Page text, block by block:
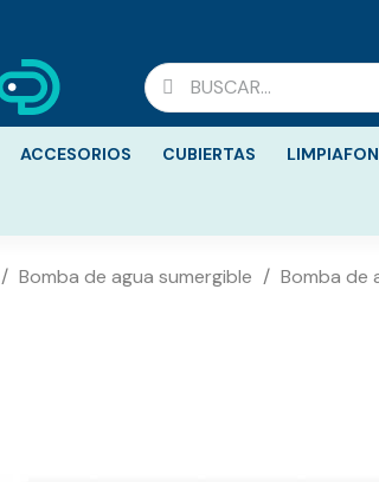
ACCESORIOS CUBIERTAS
Bomba de agua sumergible Bomba de